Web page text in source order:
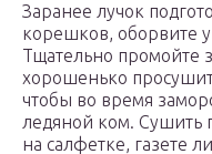
Заранее лучок
корешков, оборвите
Тщательно промойте
хорошенько
чтобы во время
ледяной ком. Сушить
на салфетке, газете